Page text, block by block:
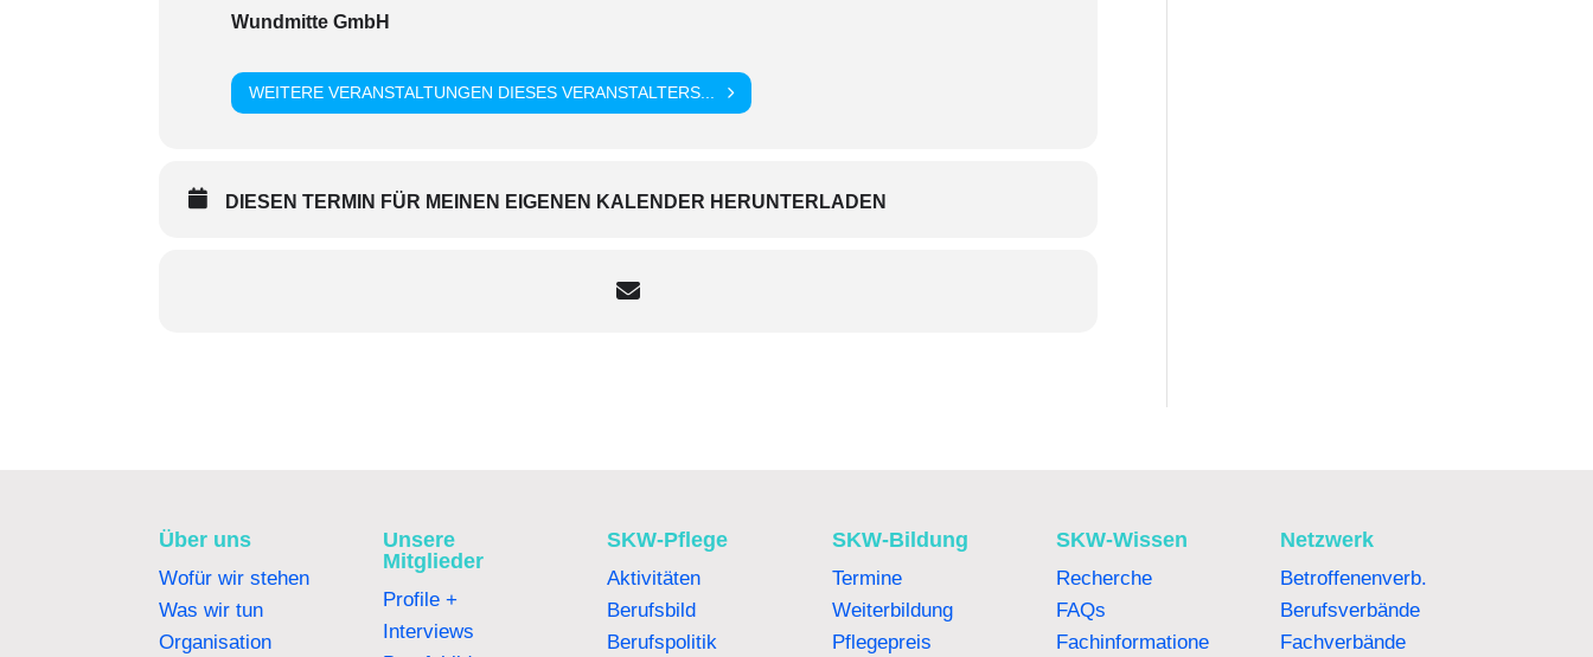
Wundmitte GmbH
WEITERE VERANSTALTUNGEN DIESES VERANSTALTERS...
DIESEN TERMIN FÜR MEINEN EIGENEN KALENDER HERUNTERLADEN
Über uns
Wofür wir stehen
Was wir tun
Organisation
Unsere
Mitglieder
Profile +
Interviews
SKW-Pflege
Aktivitäten
Berufsbild
Berufspolitik
SKW-Bildung
Termine
Weiterbildung
Pflegepreis
SKW-Wissen
Recherche
FAQs
Fachinformatione
Netzwerk
Betroffenenverb.
Berufsverbände
Fachverbände